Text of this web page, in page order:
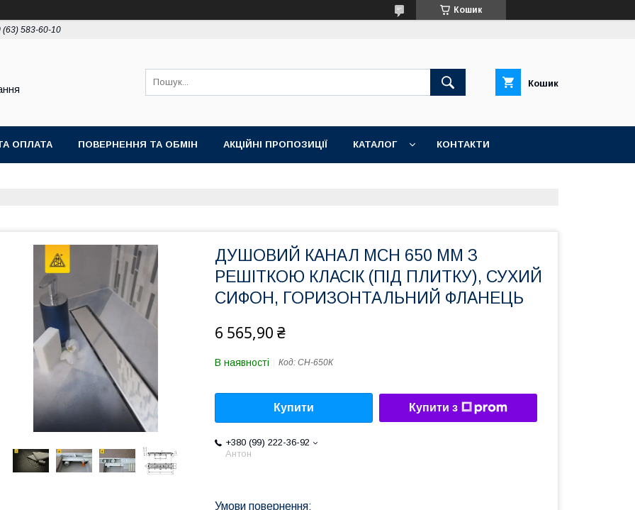
Кошик
(63) 583-60-10
Кошик
ОПЛАТА ПОВЕРНЕННЯ ТА ОБМІН АКЦІЙНІ ПРОПОЗИЦІЇ КАТАЛОГ КОНТАКТИ
ДУШОВИЙ КАНАЛ МСН 650 ММ З
РЕШІТКОЮ КЛАСІК (ПІД ПЛИТКУ), СУХИЙ
СИФОН, ГОРИЗОНТАЛЬНИЙ ФЛАНЕЦЬ
6 565,90 ₴
В наявності Код: CH-650К
Купити Купити з
+380 (99) 222-36-92
Антон